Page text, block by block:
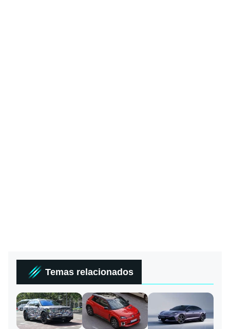
Temas relacionados